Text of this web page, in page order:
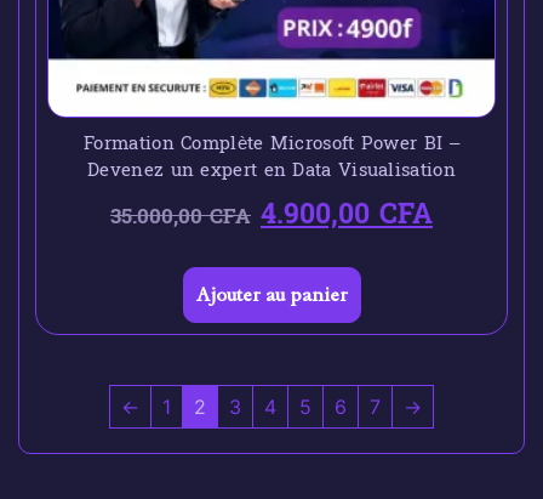
Formation Complète Microsoft Power BI –
Devenez un expert en Data Visualisation
35.000,00CFA 4.900,00CFA
Ajouter au panier
← 1 2 3 4 5 6 7 →